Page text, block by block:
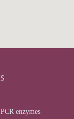
enzymes